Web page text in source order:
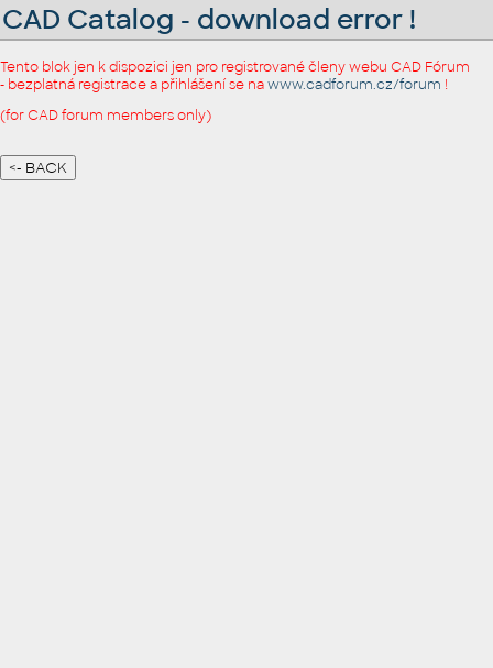
CAD Catalog - download error !
Tento blok jen k dispozici jen pro registrované členy webu CAD Fórum
- bezplatná registrace a přihlášení se nawww.cadforum.cz/forum !
(for CAD forum members only)